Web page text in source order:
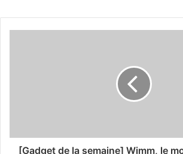
[Gadget de la semaine] Wimm, le